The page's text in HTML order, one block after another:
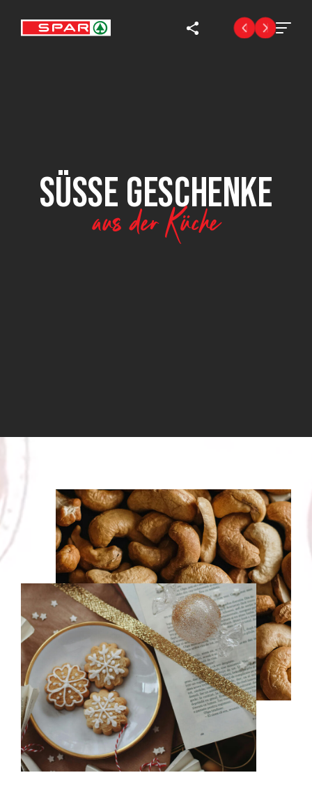
SÜSSE GESCHENKE
aus der Küche